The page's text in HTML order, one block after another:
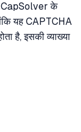
CapSolver के
यह CAPTCHA
है, इसकी व्याख्या